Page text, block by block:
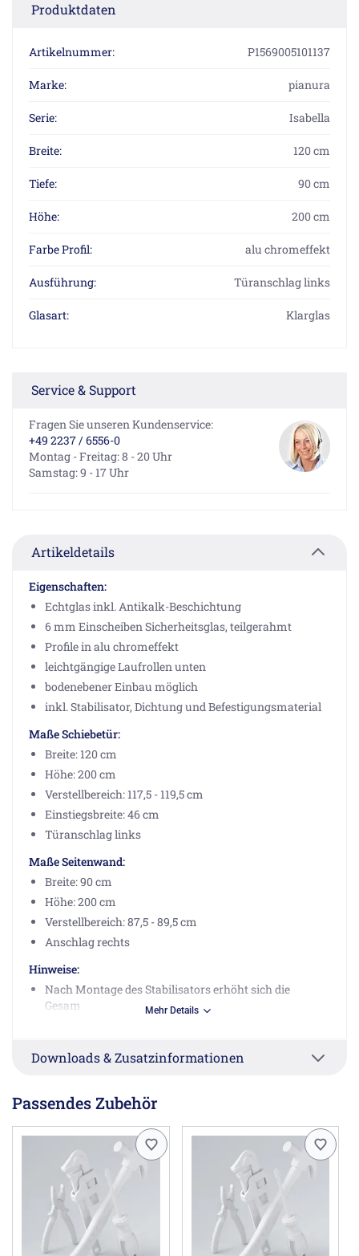
Produktdaten
Artikelnummer: P1569005101137
Marke: pianura
Serie: Isabella
Breite: 120 cm
Tiefe: 90 cm
Höhe: 200 cm
Farbe Profil: alu chromeffekt
Ausführung: Türanschlag links
Glasart: Klarglas
Service & Support
Fragen Sie unseren Kundenservice:
+49 2237 / 6556-0
Montag - Freitag: 8 - 20 Uhr
Samstag: 9 - 17 Uhr
Artikeldetails
Eigenschaften:
Echtglas inkl. Antikalk-Beschichtung
6 mm Einscheiben Sicherheitsglas, teilgerahmt
Profile in alu chromeffekt
leichtgängige Laufrollen unten
bodenebener Einbau möglich
inkl. Stabilisator, Dichtung und Befestigungsmaterial
Maße Schiebetür:
Breite: 120 cm
Höhe: 200 cm
Verstellbereich: 117,5 - 119,5 cm
Einstiegsbreite: 46 cm
Türanschlag links
Maße Seitenwand:
Breite: 90 cm
Höhe: 200 cm
Verstellbereich: 87,5 - 89,5 cm
Anschlag rechts
Hinweise:
Nach Montage des Stabilisators erhöht sich die
Gesamthöhe um 3,5 cm.
abgeschlossen sind.
Festland
lieferbar.
Die angegebenen Maße gelten ausschließlich für
Einbausituationen in Kombination von Duschkabine und
Duschwanne und entsprechen nicht dem Einbaumaß für
bodenebenen Einbau. Bitte bei bodenebenem Einbau das
gewünschte Maß zur Prüfung mit angeben.
Gegebenenfalls kann ein Sondermaß erforderlich sein.
Mehr Details
Downloads & Zusatzinformationen
Passendes Zubehör